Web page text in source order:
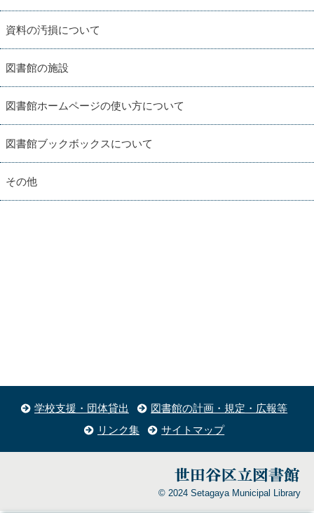
資料の汚損について
図書館の施設
図書館ホームページの使い方について
図書館ブックボックスについて
その他
学校支援・団体貸出
図書館の計画・規定・広報等
リンク集
サイトマップ
© 2024 Setagaya Municipal Library